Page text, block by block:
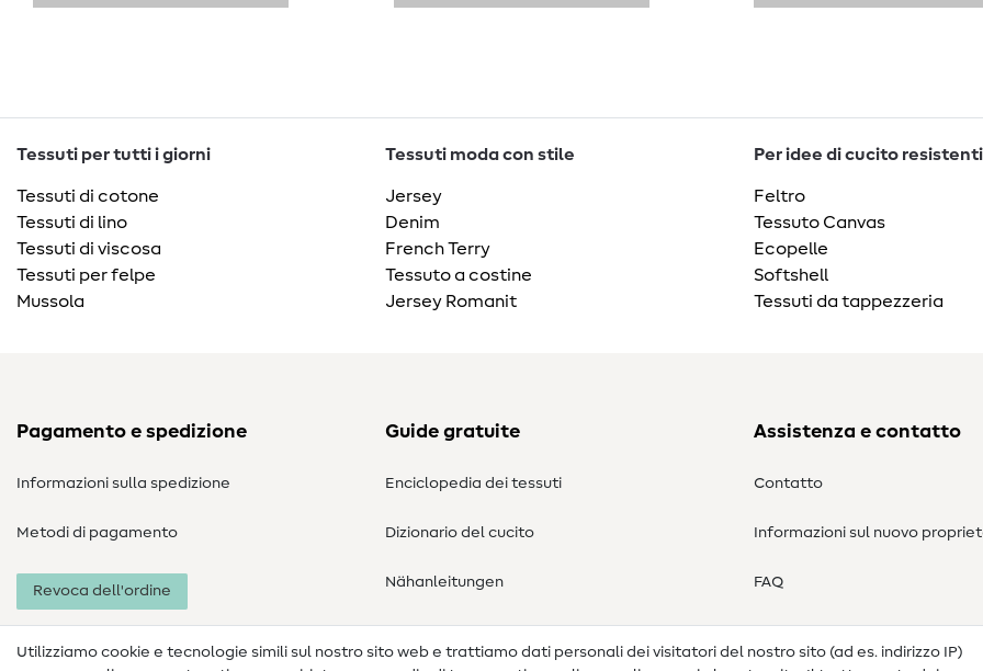
Tessuti per tutti i giorni
Tessuti di cotone
Tessuti di lino
Tessuti di viscosa
Tessuti per felpe
Mussola
Tessuti moda con stile
Jersey
Denim
French Terry
Tessuto a costine
Jersey Romanit
Per idee di cucito resistenti
Feltro
Tessuto Canvas
Ecopelle
Softshell
Tessuti da tappezzeria
Pagamento e spedizione
Informazioni sulla spedizione
Metodi di pagamento
Revoca dell'ordine
Guide gratuite
Enciclopedia dei tessuti
Dizionario del cucito
Nähanleitungen
Assistenza e contatto
Contatto
Informazioni sul nuovo
FAQ
Utilizziamo cookie e tecnologie simili sul nostro sito web e trattiamo dati personali dei visitatori del nostro sito (ad es. indirizzo IP)